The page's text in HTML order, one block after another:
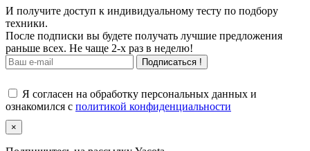
И получите доступ к индивидуальному тесту по подбору
техники.
После подписки вы будете получать лучшие предложения
раньше всех. Не чаще 2-х раз в неделю!
Подписаться !
Я согласен на обработку персональных данных и
ознакомился с политикой конфиденциальности
×